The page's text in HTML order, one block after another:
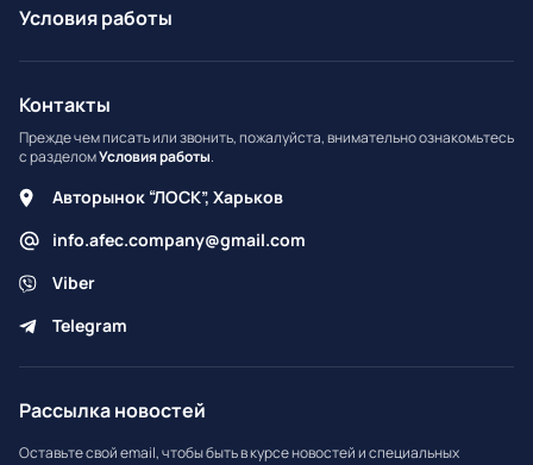
Условия работы
Контакты
Прежде чем писать или звонить, пожалуйста, внимательно ознакомьтесь
с разделомУсловия работы.
Авторынок “ЛОСК”, Харьков
info.afec.company@gmail.com
Viber
Telegram
Рассылка новостей
Оставьте свой email, чтобы быть в курсе новостей и специальных